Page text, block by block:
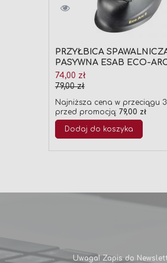
PRZYŁBICA
PASYWNA ESAB ECO-
Cena
promocyjna
74,00 zł
79,00 zł
Najniższa cena w przeciągu
przed promocją: 79,00 zł
Dodaj do koszyka
Uwaga! Zapis do